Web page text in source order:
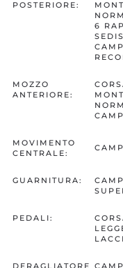
POSTERIORE:
6
MOZZO
ANTERIORE:
MOVIMENTO
CENTRALE:
GUARNITURA:
PEDALI:
DERAGLIATORE